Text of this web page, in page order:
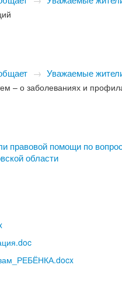
→ Уважаемые
– о заболеваниях и
правовой помощи по
области